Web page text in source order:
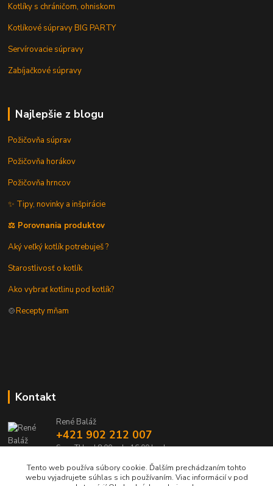
Kotlíky s chráničom, ohniskom
Kotlíkové súpravy BIG PARTY
Servírovacie súpravy
Zabíjačkové súpravy
Najlepšie z blogu
Požičovňa súprav
Požičovňa horákov
Požičovňa hrncov
✨ Tipy, novinky a inšpirácie
⚖️ Porovnania produktov
Aký veľký kotlík potrebuješ ?
Starostlivosť o kotlík
Ako vybrať kotlinu pod kotlík?
🍲Recepty mňam
Kontakt
René Baláž
+421 902 212 007
Sme TU od 8:00 - do 16:00 hod
info@kotlik.sk
Tento web používa súbory cookie. Ďalším prechádzaním tohto
webu vyjadrujete súhlas s ich používaním. Viac informácií v pod